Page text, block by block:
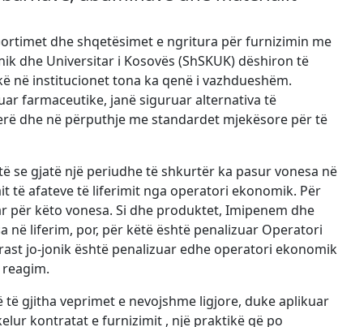
dhe shqetësimet e ngritura për furnizimin me
dhe Universitar i Kosovës (ShSKUK) dëshiron të
institucionet tona ka qenë i vazhdueshëm.
farmaceutike, janë siguruar alternativa të
dhe në përputhje me standardet mjekësore për të
se gjatë një periudhe të shkurtër ka pasur vonesa në
të afateve të liferimit nga operatori ekonomik. Për
për këto vonesa. Si dhe produktet, Imipenem dhe
në liferim, por, për këtë është penalizuar Operatori
jo-jonik është penalizuar edhe operatori ekonomik
gjitha veprimet e nevojshme ligjore, duke aplikuar
kontratat e furnizimit , një praktikë që po